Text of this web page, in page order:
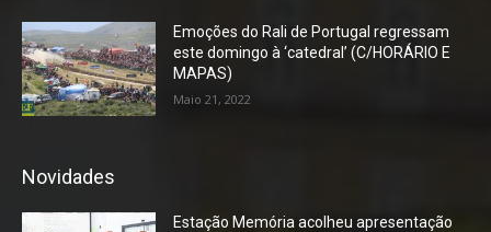
Emoções do Rali de Portugal regressam
este domingo à ‘catedral’ (C/HORÁRIO E
MAPAS)
Maio 21, 2022
Novidades
Estação Memória acolheu apresentação